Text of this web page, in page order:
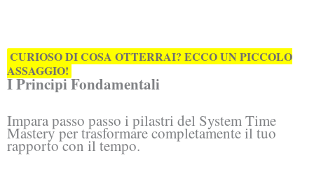
CURIOSO DI COSA OTTERRAI? ECCO UN PICCOLO
ASSAGGIO!
I Principi Fondamentali
Impara passo passo i pilastri del System Time
Mastery per trasformare completamente il tuo
rapporto con il tempo.